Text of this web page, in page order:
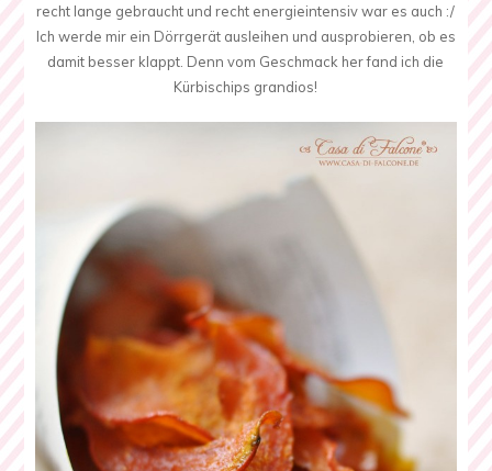
recht lange gebraucht und recht energieintensiv war es auch :/
Ich werde mir ein Dörrgerät ausleihen und ausprobieren, ob es
damit besser klappt. Denn vom Geschmack her fand ich die
Kürbischips grandios!